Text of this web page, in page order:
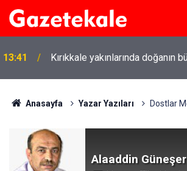
13:41 Kırıkkale yakınlarında doğanın
Anasayfa Yazar Yazıları Dostlar
Alaaddin Güneşer